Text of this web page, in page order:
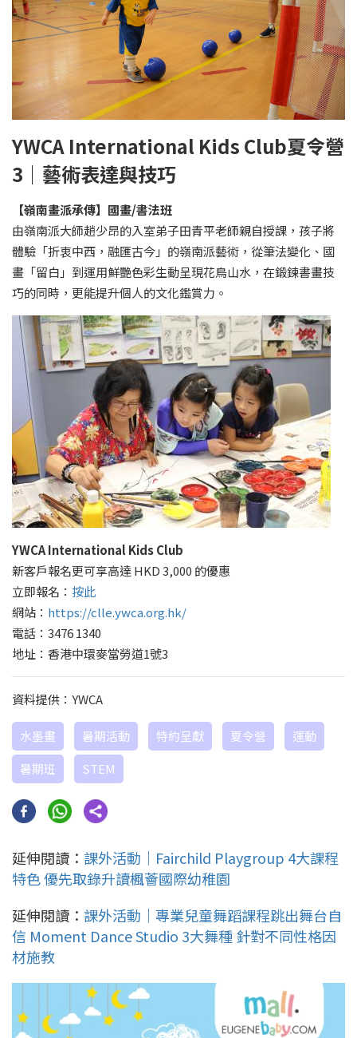
YWCA International Kids Club夏令營
3 ｜ 藝術表達與技巧
【嶺南畫派承傳】國畫/書法班
由嶺南派大師趙少昂的入室弟子田青平老師親自授課，孩子將
體驗「折衷中西，融匯古今」的嶺南派藝術，從筆法變化、國
畫「留白」到運用鮮艷色彩生動呈現花鳥山水，在鍛鍊書畫技
巧的同時，更能提升個人的文化鑑賞力。
YWCA International Kids Club
新客戶報名更可享高達 HKD 3,000 的優惠
立即報名： 按此
網站： https://clle.ywca.org.hk/
電話：3476 1340
地址：香港中環麥當勞道1號3
資料提供：YWCA
水墨畫 暑期活動 特約呈獻 夏令營
運動
暑期班
STEM
延伸閱讀： 課外活動｜Fairchild Playgroup 4大課程
特色 優先取錄升讀楓薈國際幼稚園
延伸閱讀： 課外活動｜專業兒童舞蹈課程跳出舞台自
信 Moment Dance Studio 3大舞種 針對不同性格因
材施教